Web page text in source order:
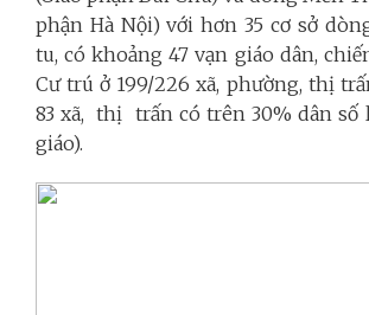
phận Hà Nội) với hơn 35 cơ sở
tu, có khoảng 47 vạn giáo dân,
Cư trú ở 199/226 xã, phường, thị
83 xã, thị trấn có trên 30% dân số
giáo).